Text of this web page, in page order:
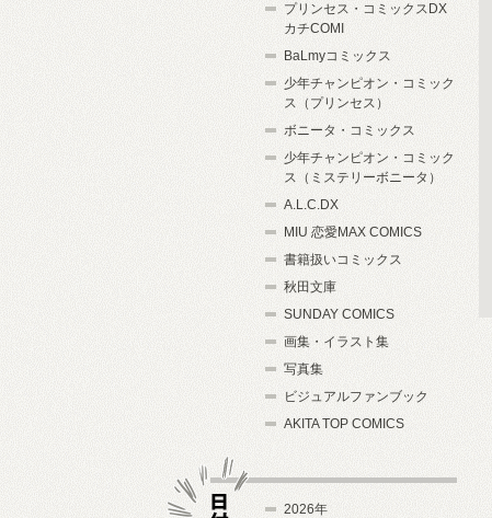
プリンセス・コミックスDX
カチCOMI
BaLmyコミックス
少年チャンピオン・コミック
ス（プリンセス）
ボニータ・コミックス
少年チャンピオン・コミック
ス（ミステリーボニータ）
A.L.C.DX
MIU 恋愛MAX COMICS
書籍扱いコミックス
秋田文庫
SUNDAY COMICS
画集・イラスト集
写真集
ビジュアルファンブック
AKITA TOP COMICS
2026年